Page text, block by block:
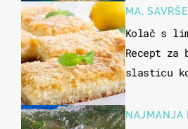
"bijelom
MA,
Kolač s
Recept za
slasticu
NAJMANJA